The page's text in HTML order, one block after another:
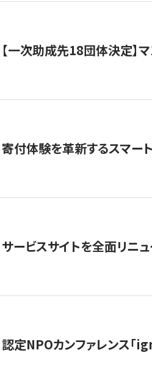
【一次助成先18団体決定】
寄付体験を革新するスマート
サービスサイトを全面リニ
認定NPOカンファレンス「